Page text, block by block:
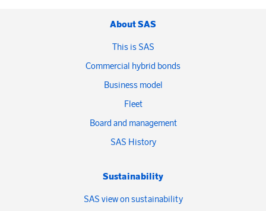
About SAS
This is SAS
Commercial hybrid bonds
Business model
Fleet
Board and management
SAS History
Sustainability
SAS view on sustainability